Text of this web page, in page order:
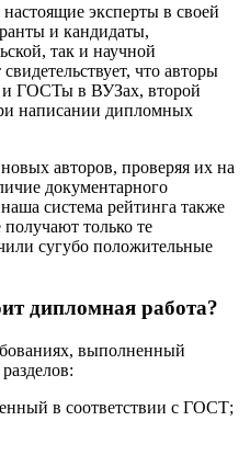
эксперты в своей
и кандидаты,
так и научной
что авторы
и ГОСТы в ВУЗах, второй
написании дипломных
авторов, проверяя их на
документарного
система рейтинга также
только те
сугубо положительные
дипломная работа?
выполненный
в соответствии с ГОСТ;